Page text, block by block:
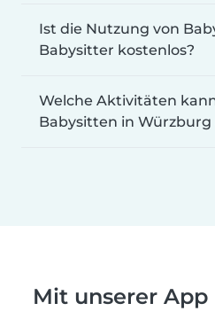
Ist die Nutzung von
Babysitter kostenlos?
Welche Aktivitäten
Babysitten in
Mit unserer